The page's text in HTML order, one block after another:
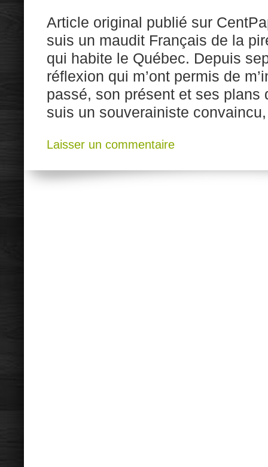
Article original publié sur
suis un maudit Français de la
qui habite le Québec. Depuis
réflexion qui m’ont permis de
passé, son présent et ses plans
suis un souverainiste
Laisser un commentaire